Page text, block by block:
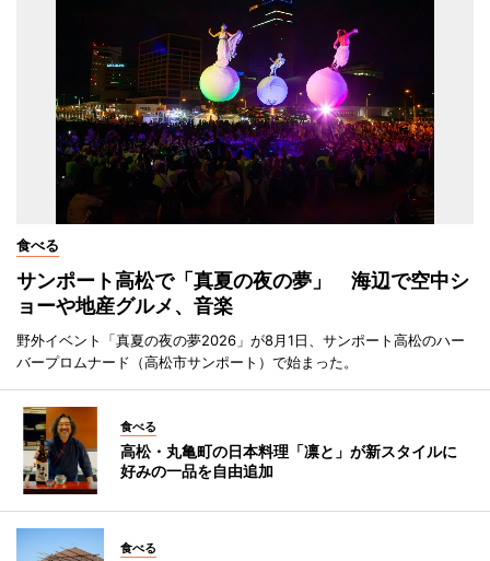
食べる
サンポート高松で「真夏の夜の夢」 海辺で空中シ
ョーや地産グルメ、音楽
野外イベント「真夏の夜の夢2026」が8月1日、サンポート高松のハー
バープロムナード（高松市サンポート）で始まった。
食べる
高松・丸亀町の日本料理「凛と」が新スタイルに
好みの一品を自由追加
食べる